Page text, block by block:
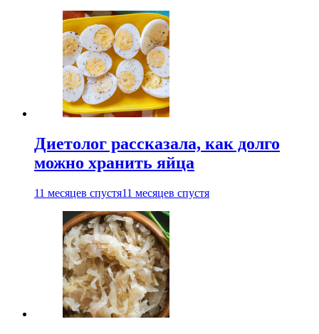
Диетолог рассказала, как долго
можно хранить яйца
11 месяцев спустя11 месяцев спустя